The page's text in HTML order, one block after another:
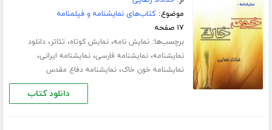
موضوع:کتاب‌های نمایشنامه و فیلمنامه
۱۷ صفحه
برچسب‌ها:نمایش نامه،نمایش کوتاه، تئاتر،دانلود
نمایشنامه،نمایشنامه فارسی،نمایشنامه ایرانی،
نمایشنامه خون خاک،نمایشنامه دفاع مقدس
دانلود کتاب